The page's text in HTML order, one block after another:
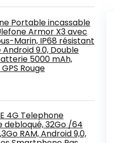
Portable incassable
Armor X3 avec
Marin, IP68 résistant
9.0, Double
5000 mAh,
Rouge
4G Telephone
debloqué, 32Go /64
RAM, Android 9,0,